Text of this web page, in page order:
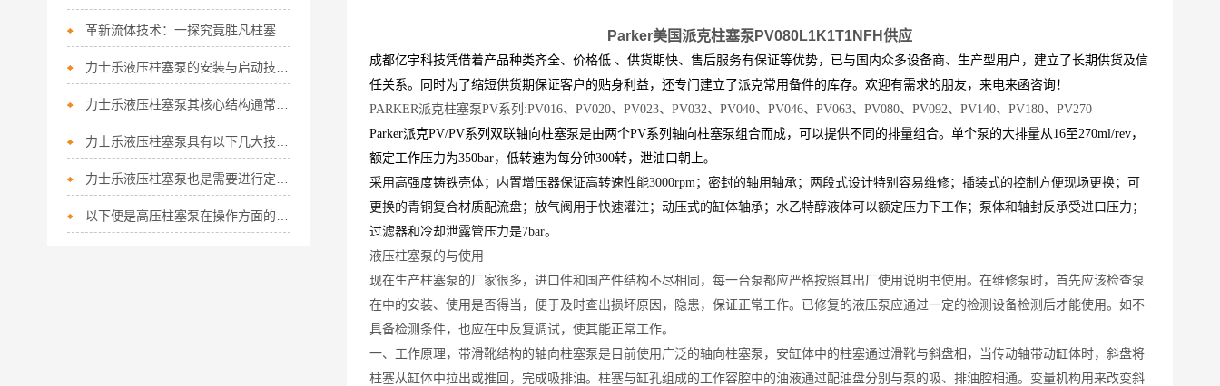
Parker美国派克柱塞泵PV080L1K1T1NFH供应
成都亿宇科技凭借着产品种类齐全、价格低 、供货期快、售后服务有保证等优势，已与国内众多设备商、生产型用户，建立了长期供货及信
任关系。同时为了缩短供货期保证客户的贴身利益，还专门建立了派克常用备件的库存。欢迎有需求的朋友，来电来函咨询！
PARKER派克柱塞泵PV系列:PV016、PV020、PV023、PV032、PV040、PV046、PV063、PV080、PV092、PV140、PV180、PV270
Parker派克PV/PV系列双联轴向柱塞泵是由两个PV系列轴向柱塞泵组合而成，可以提供不同的排量组合。单个泵的大排量从16至270ml/rev，
额定工作压力为350bar，低转速为每分钟300转，泄油口朝上。
采用高强度铸铁壳体；内置增压器保证高转速性能3000rpm；密封的轴用轴承；两段式设计特别容易维修；插装式的控制方便现场更换；可
更换的青铜复合材质配流盘；放气阀用于快速灌注；动压式的缸体轴承；水乙特醇液体可以额定压力下工作；泵体和轴封反承受进口压力；
过滤器和冷却泄露管压力是7bar。
液压柱塞泵的与使用
现在生产柱塞泵的厂家很多，进口件和国产件结构不尽相同，每一台泵都应严格按照其出厂使用说明书使用。在维修泵时，首先应该检查泵
在中的安装、使用是否得当，便于及时查出损坏原因，隐患，保证正常工作。已修复的液压泵应通过一定的检测设备检测后才能使用。如不
具备检测条件，也应在中反复调试，使其能正常工作。
一、工作原理，带滑靴结构的轴向柱塞泵是目前使用广泛的轴向柱塞泵，安缸体中的柱塞通过滑靴与斜盘相，当传动轴带动缸体时，斜盘将
柱塞从缸体中拉出或推回，完成吸排油。柱塞与缸孔组成的工作容腔中的油液通过配油盘分别与泵的吸、排油腔相通。变量机构用来改变斜
革新流体技术：一探究竟胜凡柱塞泵的核心优势！